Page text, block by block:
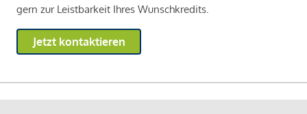
gern zur Leistbarkeit Ihres Wunschkredits.
Jetzt kontaktieren